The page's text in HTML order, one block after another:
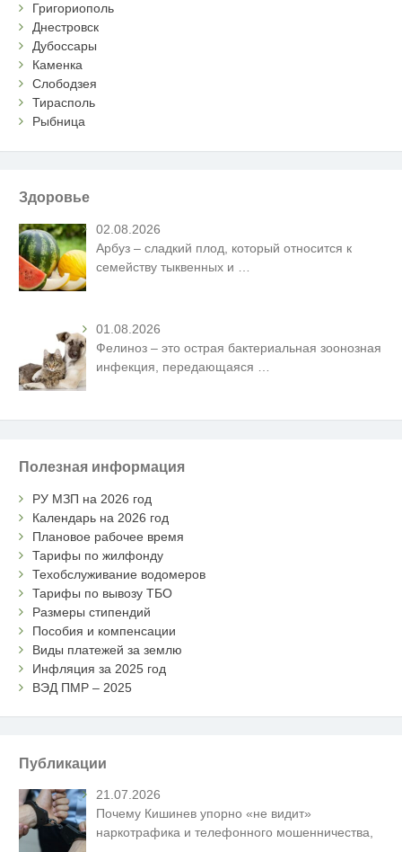
Григориополь
Днестровск
Дубоссары
Каменка
Слободзея
Тирасполь
Рыбница
Здоровье
02.08.2026
Арбуз – сладкий плод, который относится к
семейству тыквенных и
01.08.2026
Фелиноз – это острая бактериальная зоонозная
инфекция, передающаяся
Полезная информация
РУ МЗП на 2026 год
Календарь на 2026 год
Плановое рабочее время
Тарифы по жилфонду
Техобслуживание водомеров
Тарифы по вывозу ТБО
Размеры стипендий
Пособия и компенсации
Виды платежей за землю
Инфляция за 2025 год
ВЭД ПМР – 2025
Публикации
21.07.2026
Почему Кишинев упорно «не видит»
наркотрафика и телефонного мошенничества,